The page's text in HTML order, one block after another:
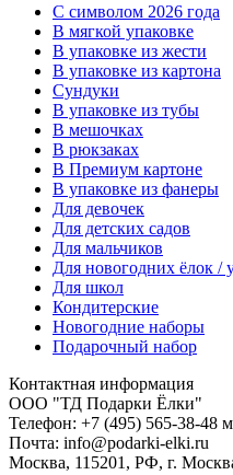
C символом 2026 года
В мягкой упаковке
В упаковке из жести
В упаковке из картона
Сундуки
В упаковке из тубы
В мешочках
В рюкзаках
В Премиум картоне
В упаковке из фанеры
Для девочек
Для детских садов
Для мальчиков
Для новогодних ёлок /
Для школ
Кондитерские
Новогодние наборы
Подарочный набор
Контактная информация
ООО "ТД Подарки Ёлки"
Телефон: +7 (495) 565-38-48
Почта: info@podarki-elki.ru
Москва, 115201, РФ, г.